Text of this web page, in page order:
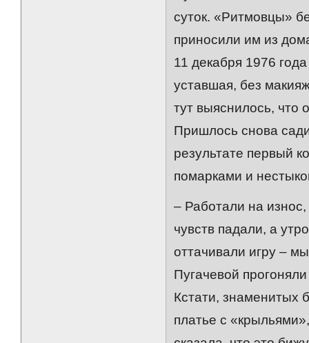
суток. «Ритмовцы»
приносили им из
11 декабря 1976
уставшая, без
тут выяснилось, что
Пришлось снова
результате первый
помарками и
– Работали на
чувств падали, а
оттачивали игру –
Пугачевой
Кстати, знаменитых
платье с